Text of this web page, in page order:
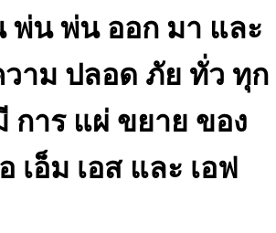
พ่น พ่น ออก มา และ
วาม ปลอด ภัย ทั่ว ทุก
การ แผ่ ขยาย ของ
เอ็ม เอส และ เอฟ